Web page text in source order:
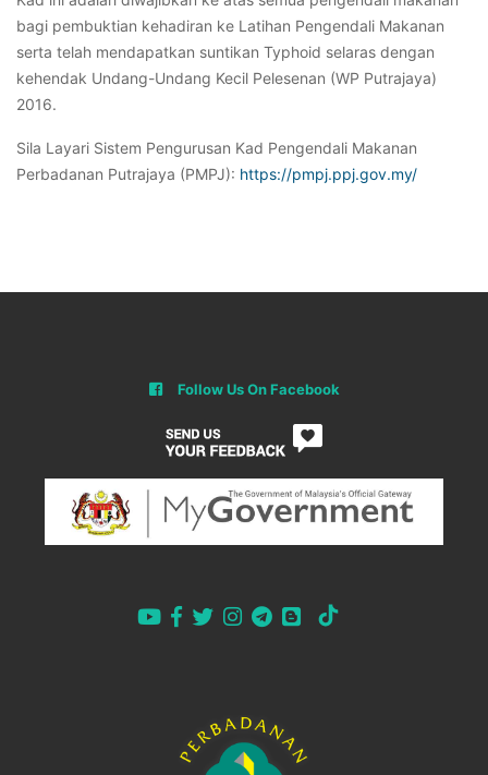
bagi pembuktian kehadiran ke Latihan Pengendali Makanan
serta telah mendapatkan suntikan Typhoid selaras dengan
kehendak Undang-Undang Kecil Pelesenan (WP Putrajaya)
2016.
Sila Layari Sistem Pengurusan Kad Pengendali Makanan
Perbadanan Putrajaya (PMPJ): https://pmpj.ppj.gov.my/
Follow Us On Facebook